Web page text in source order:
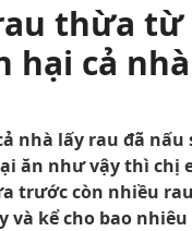
thừa
hại cả
nhà lấy rau đã
ăn như vậy thì chị
trước còn nhiều
và kể cho bao